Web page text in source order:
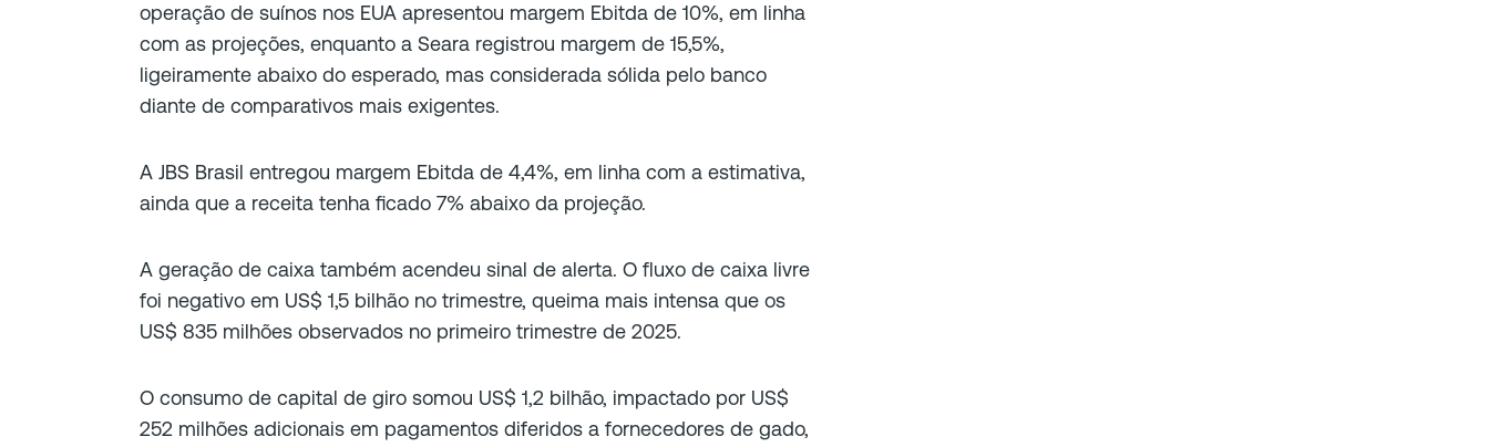
operação de suínos nos EUA apresentou margem Ebitda de 10%, em linha
com as projeções, enquanto a Seara registrou margem de 15,5%,
ligeiramente abaixo do esperado, mas considerada sólida pelo banco
diante de comparativos mais exigentes.
A JBS Brasil entregou margem Ebitda de 4,4%, em linha com a estimativa,
ainda que a receita tenha ficado 7% abaixo da projeção.
A geração de caixa também acendeu sinal de alerta. O fluxo de caixa livre
foi negativo em US$ 1,5 bilhão no trimestre, queima mais intensa que os
US$ 835 milhões observados no primeiro trimestre de 2025.
O consumo de capital de giro somou US$ 1,2 bilhão, impactado por US$
252 milhões adicionais em pagamentos diferidos a fornecedores de gado,